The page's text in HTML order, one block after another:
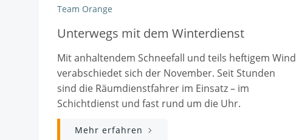
Team Orange
Unterwegs mit dem Winterdienst
Mit anhaltendem Schneefall und teils heftigem Wind
verabschiedet sich der November. Seit Stunden
sind die Räumdienstfahrer im Einsatz – im
Schichtdienst und fast rund um die Uhr.
Mehr erfahren